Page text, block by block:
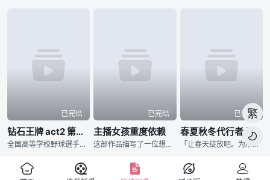
已完结
钻石王牌 act2 第二季
全国高等学校野球選手権東京大会に参加する各校の選手の闘志みなぎる表情から始まります。稲城実業高等学校、市大三高、薬師高校といったライバルたちが登場し、彼らに挑む青道高校は沢村栄純がエースナンバーを背負
已完结
主播女孩重度依赖
这部作品描写了一位想要成为最强的主播同时迫切想要得到他人认可的女孩，与辅佐她的「阿P」共同生活30天的多结局ADV。于2022年01月在Steam平台发售，至今为止已累积超过300万次下载数量，相关歌
已完结
春夏秋冬代行者 春之舞
「让春天绽放吧。为所有人带来春天。」 所谓的「四季代行者」，指的是凭藉四季诸神赐予的特殊力量，使季节在各地流转的现人神。 人们习以为常的四季更迭，正是仰赖他们不懈的努力才得以维系。 然而，自从春
繁
